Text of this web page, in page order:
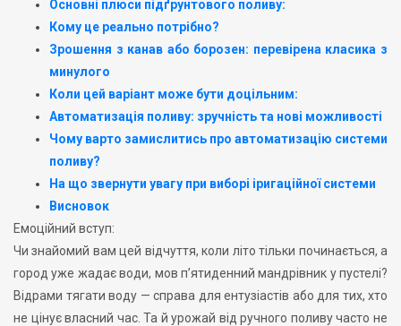
Основні плюси підґрунтового поливу:
Кому це реально потрібно?
Зрошення з канав або борозен: перевірена класика з
минулого
Коли цей варіант може бути доцільним:
Автоматизація поливу: зручність та нові можливості
Чому варто замислитись про автоматизацію системи
поливу?
На що звернути увагу при виборі іригаційної системи
Висновок
Емоційний вступ:
Чи знайомий вам цей відчуття, коли літо тільки починається, а
город уже жадає води, мов п’ятиденний мандрівник у пустелі?
Відрами тягати воду — справа для ентузіастів або для тих, хто
не цінує власний час. Та й урожай від ручного поливу часто не